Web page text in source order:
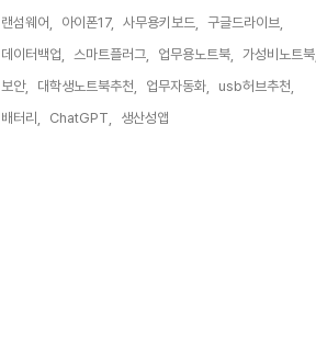
랜섬웨어,
아이폰17, 사무용키보드,
구글드라이브,
데이터백업,
스마트플러그, 업무용노트북,
가성비노트북,
보안,
대학생노트북추천, 업무자동화,
usb허브추천,
배터리,
ChatGPT, 생산성앱,